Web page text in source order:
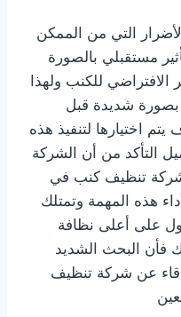
التي من الممكن
مستقبلي بالصورة
الافتراضي للكنب ولهذا
شديدة قبل
اختيارها لتنفيذ هذه
التأكد من أن الشركة
شركة تنظيف كنب في
هذه المهمة وتمتلك
على أعلى نظافة
فأن البحث الشديد
عن شركة تنظيف